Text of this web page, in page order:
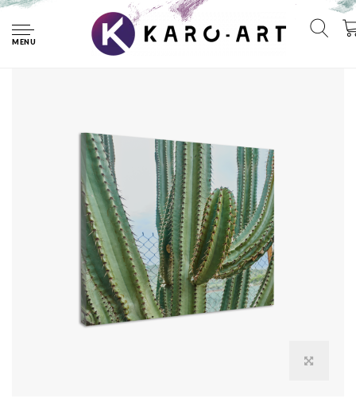
MENU
Schilderij - Cactus in detail, groen, premium print,
wanddecoratie